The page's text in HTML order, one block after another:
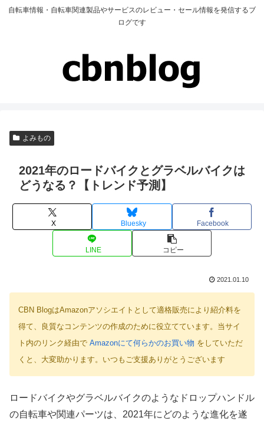
自転車情報・自転車関連製品やサービスのレビュー・セール情報を発信するブ
ログです
よみもの
2021年のロードバイクとグラベルバイクは
どうなる？【トレンド予測】
X Bluesky Facebook
LINE コピー
2021.01.10
CBN BlogはAmazonアソシエイトとして適格販売により紹介料を
得て、良質なコンテンツの作成のために役立てています。当サイ
ト内のリンク経由で Amazonにて何らかのお買い物 をしていただ
くと、大変助かります。いつもご支援ありがとうございます
ロードバイクやグラベルバイクのようなドロップハンドル
の自転車や関連パーツは、2021年にどのような進化を遂